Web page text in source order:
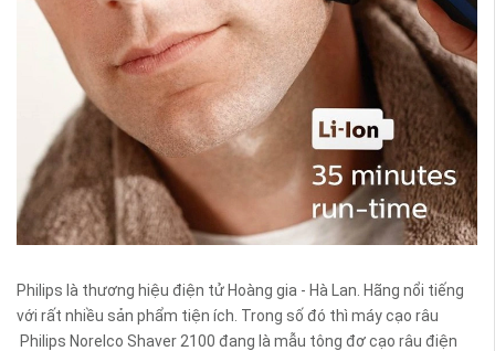
Philips là thương hiệu điện tử Hoàng gia - Hà Lan. Hãng nổi tiếng
với rất nhiều sản phẩm tiện ích. Trong số đó thì máy cạo râu
Philips Norelco Shaver 2100 đang là mẫu tông đơ cạo râu điện